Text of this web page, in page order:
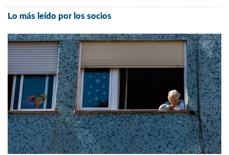
Lo más leído por los socios